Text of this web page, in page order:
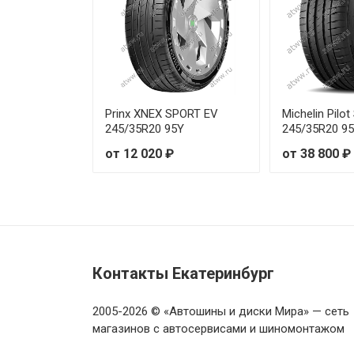
Tourador X SPEED TU1 255/
Tourador X SPEED TU1 265/
Tourador X SPEED TU1 265/
Prinx XNEX SPORT EV
245/35R20 95Y
от 12 020 ₽
Michelin
245/35R20
от 38 800 ₽
Контакты Екатеринбург
2005-2026 © «Автошины и диски Мира» — сеть
магазинов с автосервисами и шиномонтажом